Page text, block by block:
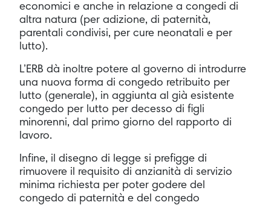
economici e anche in relazione a congedi di
altra natura (per adizione, di paternità,
parentali condivisi, per cure neonatali e per
lutto).
L’ERB dà inoltre potere al governo di introdurre
una nuova forma di congedo retribuito per
lutto (generale), in aggiunta al già esistente
congedo per lutto per decesso di figli
minorenni, dal primo giorno del rapporto di
lavoro.
Infine, il disegno di legge si prefigge di
rimuovere il requisito di anzianità di servizio
minima richiesta per poter godere del
congedo di paternità e del congedo